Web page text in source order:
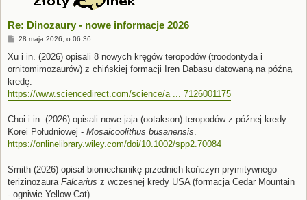
Re: Dinozaury - nowe informacje 2026
P
s
28 maja 2026, o 06:36
Xu i in. (2026) opisali 8 nowych kręgów teropodów (troodontyda i
ornitomimozaurów) z chińskiej formacji Iren Dabasu datowaną na późną
kredę.
https://www.sciencedirect.com/science/a ... 7126001175
Choi i in. (2026) opisali nowe jaja (ootakson) teropodów z późnej kredy
Korei Południowej - Mosaicoolithus busanensis
https://onlinelibrary.wiley.com/doi/10.1002/spp2.70084
Smith (2026) opisał biomechanikę przednich kończyn prymitywnego
terizinozaura Falcarius z wczesnej kredy USA (formacja Cedar Mountain
- ogniwie Yellow Cat).